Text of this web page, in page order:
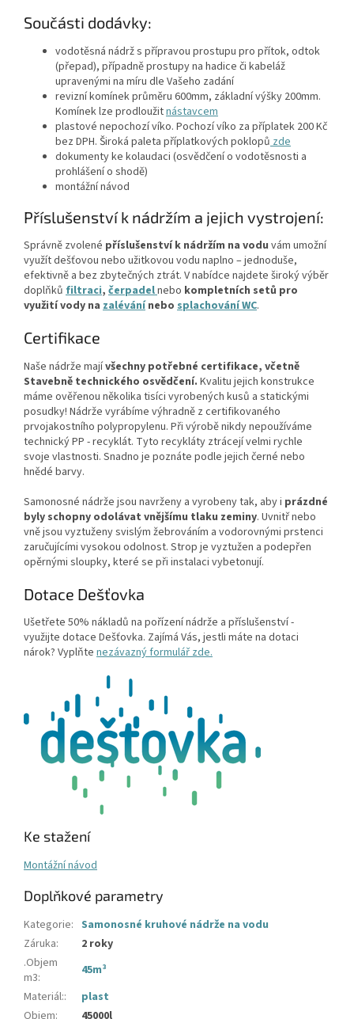
Součásti dodávky:
vodotěsná nádrž s přípravou prostupu pro přítok, odtok
(přepad), případně prostupy na hadice či kabeláž
upravenými na míru dle Vašeho zadání
revizní komínek průměru 600mm, základní výšky 200mm.
Komínek lze prodloužitnástavcem
plastové nepochozí víko. Pochozí víko za příplatek 200 Kč
bez DPH. Široká paleta příplatkových poklopů zde
dokumenty ke kolaudaci (osvědčení o vodotěsnosti a
prohlášení o shodě)
montážní návod
Příslušenství k nádržím a jejich vystrojení:
Správně zvolené příslušenství k nádržím na vodu vám umožní
využít dešťovou nebo užitkovou vodu naplno – jednoduše,
efektivně a bez zbytečných ztrát. V nabídce najdete široký výběr
doplňků filtraci, čerpadelnebo kompletních setů pro
využití vody na zalévání nebo splachování WC.
Certifikace
Naše nádrže majívšechny potřebné certifikace, včetně
Stavebně technického osvědčení. Kvalitu jejich konstrukce
máme ověřenou několika tisíci vyrobených kusů a statickými
posudky! Nádrže vyrábíme výhradně z certifikovaného
prvojakostního polypropylenu. Při výrobě nikdy nepoužíváme
technický PP - recyklát. Tyto recykláty ztrácejí velmi rychle
svoje vlastnosti. Snadno je poznáte podle jejich černé nebo
hnědé barvy.
Samonosné nádrže jsou navrženy a vyrobeny tak, aby i prázdné
byly schopny odolávat vnějšímu tlaku zeminy. Uvnitř nebo
vně jsou vyztuženy svislým žebrováním a vodorovnými prstenci
zaručujícími vysokou odolnost. Strop je vyztužen a podepřen
opěrnými sloupky, které se při instalaci vybetonují.
Dotace Dešťovka
Ušetřete 50% nákladů na pořízení nádrže a příslušenství -
využijte dotace Dešťovka. Zajímá Vás, jestli máte na dotaci
nárok? Vyplňte nezávazný formulář zde.
Ke stažení
Montážní návod
Doplňkové parametry
Kategorie: Samonosné kruhové nádrže na vodu
Záruka:
2 roky
.Objem
m3:
45m³
Materiál::
plast